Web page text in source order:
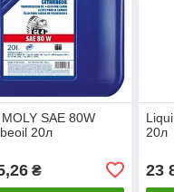
SAE 80W
20л
₴
20л
23